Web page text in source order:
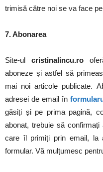
trimisă către noi se va face
7. Abonarea
Site-ul cristinalincu.ro
aboneze și astfel să
mai noi articole publicate.
adresei de email în
găsiți și pe prima pagină,
abonat, trebuie să
care îl primiți prin email, la
formular. Vă mulțumesc